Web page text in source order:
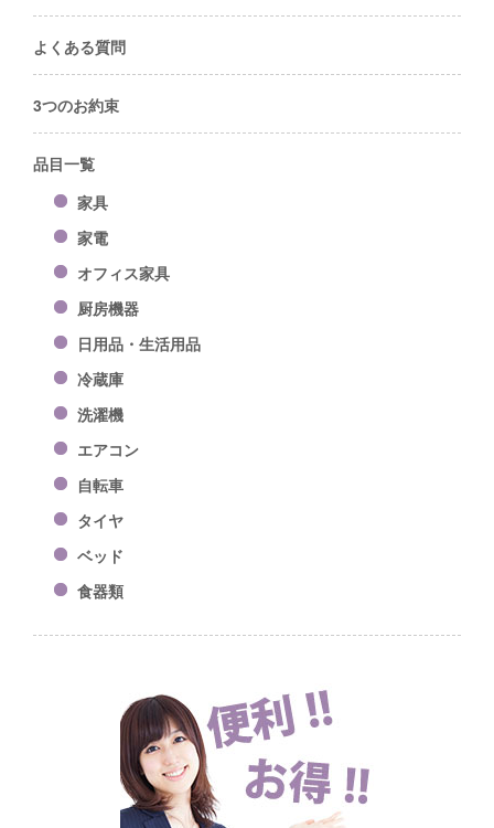
よくある質問
3つのお約束
品目一覧
家具
家電
オフィス家具
厨房機器
日用品・生活用品
冷蔵庫
洗濯機
エアコン
自転車
タイヤ
ベッド
食器類